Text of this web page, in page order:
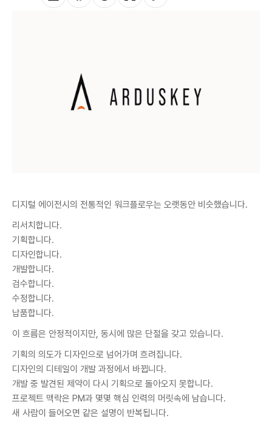
디지털 에이전시의 전통적인 워크플로우는 오랫동안 비슷했습니다.
리서치합니다.
기획합니다.
디자인합니다.
개발합니다.
검수합니다.
수정합니다.
납품합니다.
이 흐름은 안정적이지만, 동시에 많은 단절을 갖고 있습니다.
기획의 의도가 디자인으로 넘어가며 흐려집니다.
디자인의 디테일이 개발 과정에서 바뀝니다.
개발 중 발견된 제약이 다시 기획으로 돌아오지 못합니다.
프로젝트 맥락은 PM과 몇몇 핵심 인력의 머릿속에 남습니다.
새 사람이 들어오면 같은 설명이 반복됩니다.